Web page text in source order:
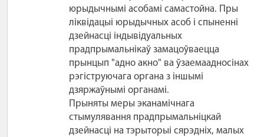
юрыдычнымі асобамі самастойна. Пры
ліквідацыі юрыдычных асоб і спыненні
дзейнасці індывідуальных
прадпрымальнікаў замацоўваецца
прынцып "адно акно" ва ўзаемаадносінах
рэгіструючага органа з іншымі
дзяржаўнымі органамі.
Прыняты меры эканамічнага
стымулявання прадпрымальніцкай
дзейнасці на тэрыторыі сярэдніх, малых